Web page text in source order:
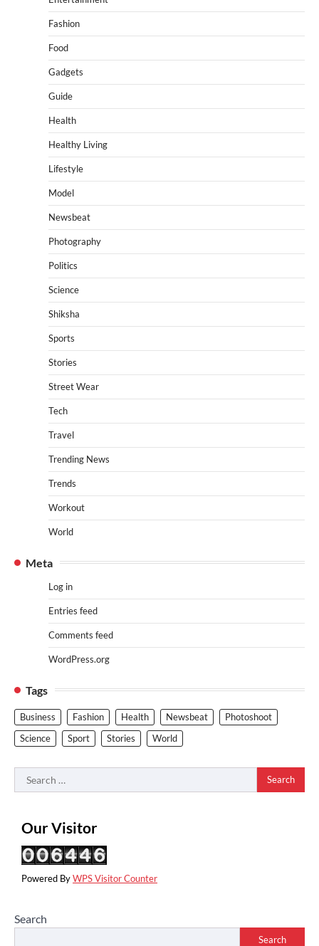
Fashion
Food
Gadgets
Guide
Health
Healthy Living
Lifestyle
Model
Newsbeat
Photography
Politics
Science
Shiksha
Sports
Stories
Street Wear
Tech
Travel
Trending News
Trends
Workout
World
Meta
Log in
Entries feed
Comments feed
WordPress.org
Tags
Business Fashion Health Newsbeat
Photoshoot
Science
Sport Stories World
Search
for:
Our Visitor
Powered ByWPS Visitor Counter
Search
Search